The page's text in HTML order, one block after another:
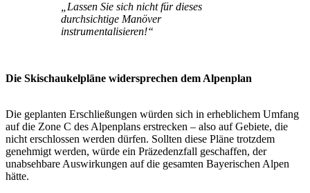
„Lassen Sie sich nicht für dieses
durchsichtige Manöver
instrumentalisieren!“
Die Skischaukelpläne widersprechen dem Alpenplan
Die geplanten Erschließungen würden sich in erheblichem Umfang
auf die Zone C des Alpenplans erstrecken – also auf Gebiete, die
nicht erschlossen werden dürfen. Sollten diese Pläne trotzdem
genehmigt werden, würde ein Präzedenzfall geschaffen, der
unabsehbare Auswirkungen auf die gesamten Bayerischen Alpen
hätte.